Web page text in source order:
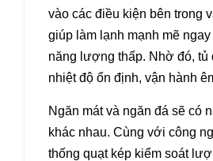
vào các điều kiện bên trong
giúp làm lạnh mạnh mẽ
năng lượng thấp. Nhờ đó, tủ
nhiệt độ ổn định, vận hành
Ngăn mát và ngăn đá sẽ có
khác nhau. Cùng với công
thống quạt kép kiểm soát